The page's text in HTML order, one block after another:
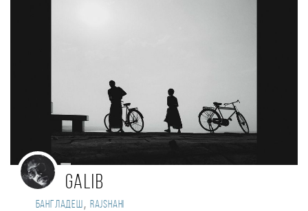
Galib
Бангладеш , Rajshahi